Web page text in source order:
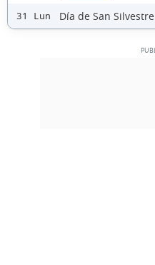
31 Lun Día de San Silvestre